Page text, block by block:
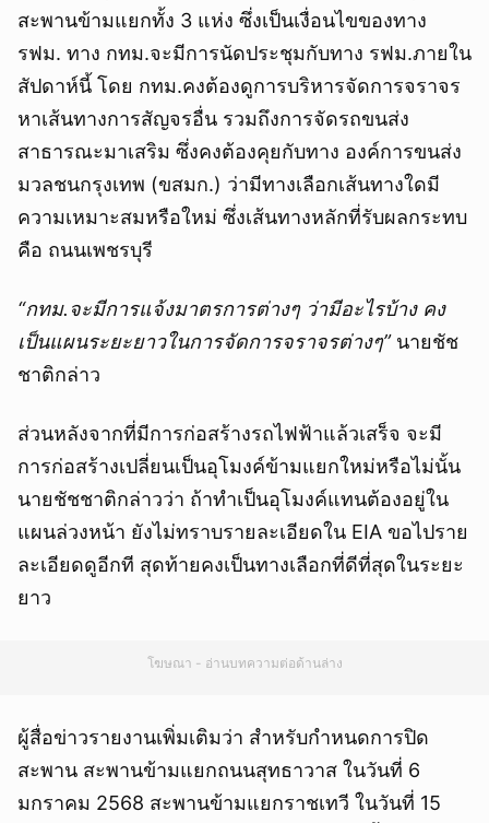
สะพานข้ามแยกทั้ง 3 แห่ง ซึ่งเป็นเงื่อนไขของทาง
รฟม. ทาง กทม.จะมีการนัดประชุมกับทาง รฟม.ภายใน
สัปดาห์นี้ โดย กทม.คงต้องดูการบริหารจัดการจราจร
หาเส้นทางการสัญจรอื่น รวมถึงการจัดรถขนส่ง
สาธารณะมาเสริม ซึ่งคงต้องคุยกับทาง องค์การขนส่ง
มวลชนกรุงเทพ (ขสมก.) ว่ามีทางเลือกเส้นทางใดมี
ความเหมาะสมหรือใหม่ ซึ่งเส้นทางหลักที่รับผลกระทบ
คือ ถนนเพชรบุรี
“กทม.จะมีการแจ้งมาตรการต่างๆ ว่ามีอะไรบ้าง คง
เป็นแผนระยะยาวในการจัดการจราจรต่างๆ”นายชัช
ชาติกล่าว
ส่วนหลังจากที่มีการก่อสร้างรถไฟฟ้าแล้วเสร็จ จะมี
การก่อสร้างเปลี่ยนเป็นอุโมงค์ข้ามแยกใหม่หรือไม่นั้น
นายชัชชาติกล่าวว่า ถ้าทำเป็นอุโมงค์แทนต้องอยู่ใน
แผนล่วงหน้า ยังไม่ทราบรายละเอียดใน EIA ขอไปราย
ละเอียดดูอีกที สุดท้ายคงเป็นทางเลือกที่ดีที่สุดในระยะ
ยาว
โฆษณา - อ่านบทความต่อด้านล่าง
ผู้สื่อข่าวรายงานเพิ่มเติมว่า สำหรับกำหนดการปิด
สะพาน สะพานข้ามแยกถนนสุทธาวาส ในวันที่ 6
มกราคม 2568 สะพานข้ามแยกราชเทวี ในวันที่ 15